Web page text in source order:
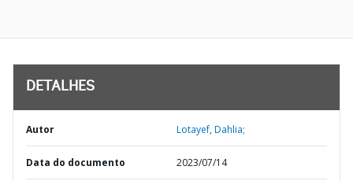
DETALHES
Autor Lotayef, Dahlia;
Data do documento 2023/07/14